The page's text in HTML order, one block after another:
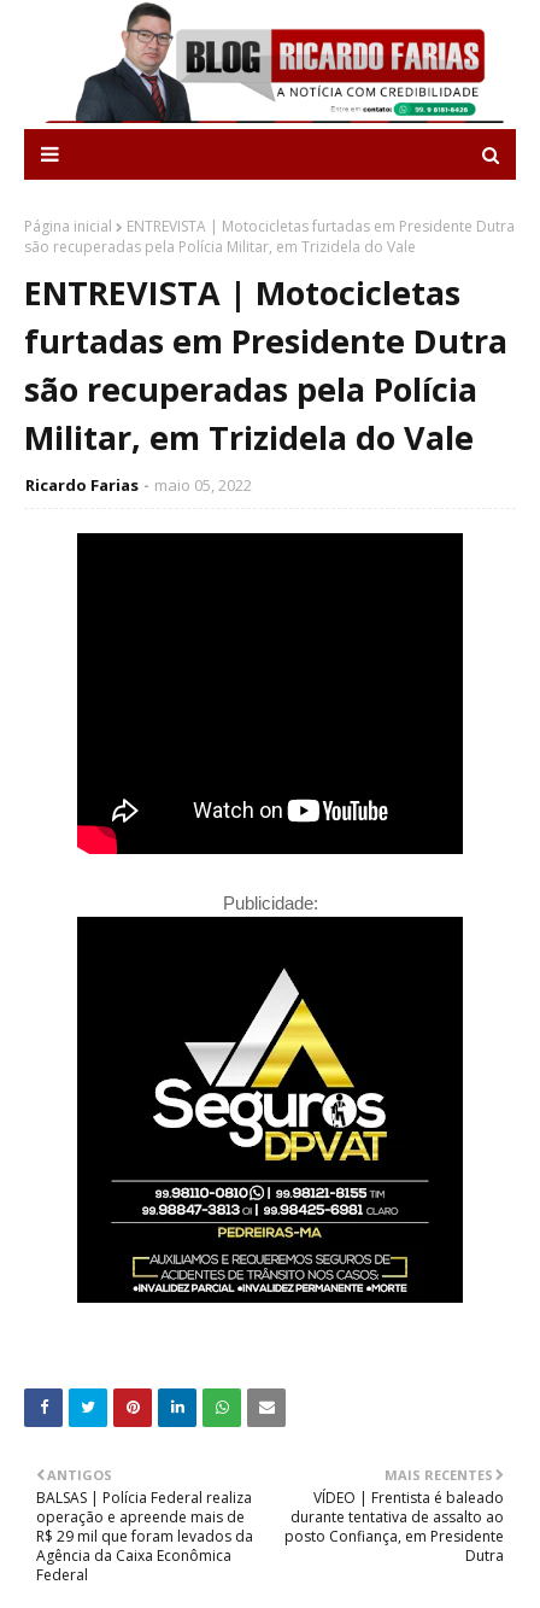
Página inicial
ENTREVISTA | Motocicletas furtadas em Presidente Dutra
são recuperadas pela Polícia Militar, em Trizidela do Vale
ENTREVISTA | Motocicletas
furtadas em Presidente Dutra
são recuperadas pela Polícia
Militar, em Trizidela do Vale
Ricardo Farias maio 05, 2022
Publicidade:
MAIS RECENTES
VÍDEO | Frentista é baleado
durante tentativa de assalto ao
posto Confiança, em Presidente
Dutra
ANTIGOS
BALSAS | Polícia Federal realiza
operação e apreende mais de
R$ 29 mil que foram levados da
Agência da Caixa Econômica
Federal